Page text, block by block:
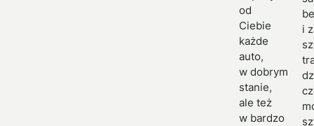
od
Ciebie
każde
auto,
w dobrym
stanie,
ale też
w bardzo
i